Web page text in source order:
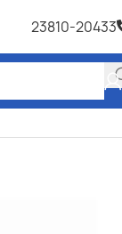
23810-20433